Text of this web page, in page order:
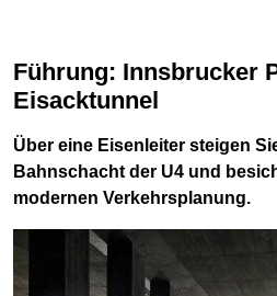
Führung: Innsbrucker Platz und
Eisacktunnel
Über eine Eisenleiter steigen
Bahnschacht der U4 und
modernen Verkehrsplanung.